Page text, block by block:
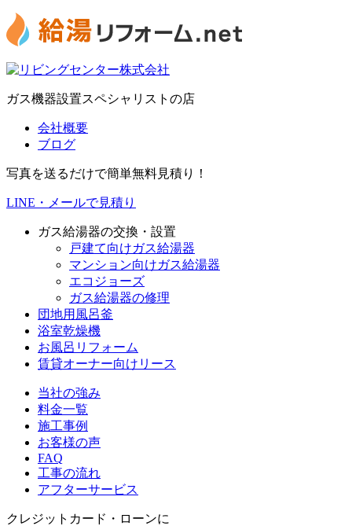
ガス機器設置スペシャリストの店
会社概要
ブログ
写真を送るだけで簡単無料見積り！
LINE・メールで見積り
ガス給湯器の交換・設置
戸建て向けガス給湯器
マンション向けガス給湯器
エコジョーズ
ガス給湯器の修理
団地用風呂釜
浴室乾燥機
お風呂リフォーム
賃貸オーナー向けリース
当社の強み
料金一覧
施工事例
お客様の声
FAQ
工事の流れ
アフターサービス
クレジットカード・ローンに